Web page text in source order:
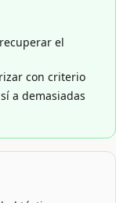
el
con criterio
a demasiadas